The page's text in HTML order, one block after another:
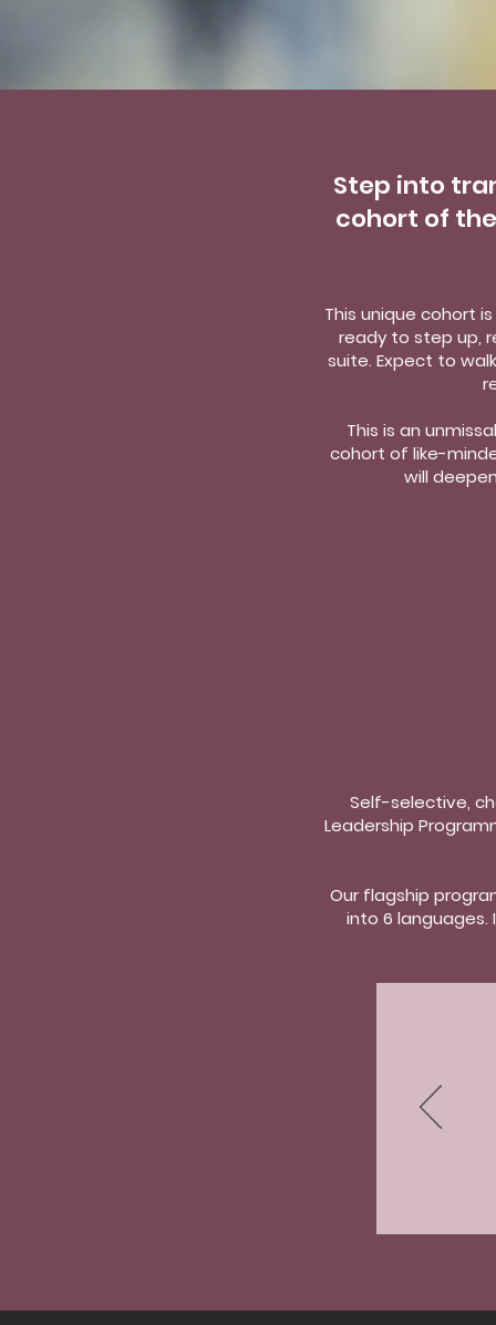
Step into
cohort of
This unique cohort
ready to step up,
suite. Expect to
This is an
cohort of like-
will
Self-selective,
Leadership
Our flagship
into 6